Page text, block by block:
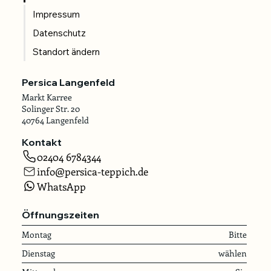
vielen Jahren vertrauensvoll
zusammenarbeiten. Was bleibt, ist unsere
Überzeugung: Ein guter Teppich ist nicht
Begleiter, der Räume prägt, Erinnerungen
trägt und über Generationen hinweg
Bestand hat.
Impressum
Datenschutz
Standort ändern
Persica Langenfeld
Markt Karree
Solinger Str. 20
40764 Langenfeld
Kontakt
02404 6784344
info@persica-teppich.de
WhatsApp
Öffnungszeiten
Montag
Bitte
Dienstag
wählen